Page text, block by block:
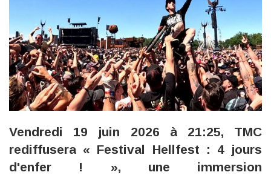
Vendredi 19 juin 2026 à 21:25, TMC
rediffusera « Festival Hellfest : 4 jours
d'enfer ! », une immersion